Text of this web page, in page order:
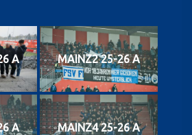
A MAINZ2 25-26 A
A MAINZ4 25-26 A